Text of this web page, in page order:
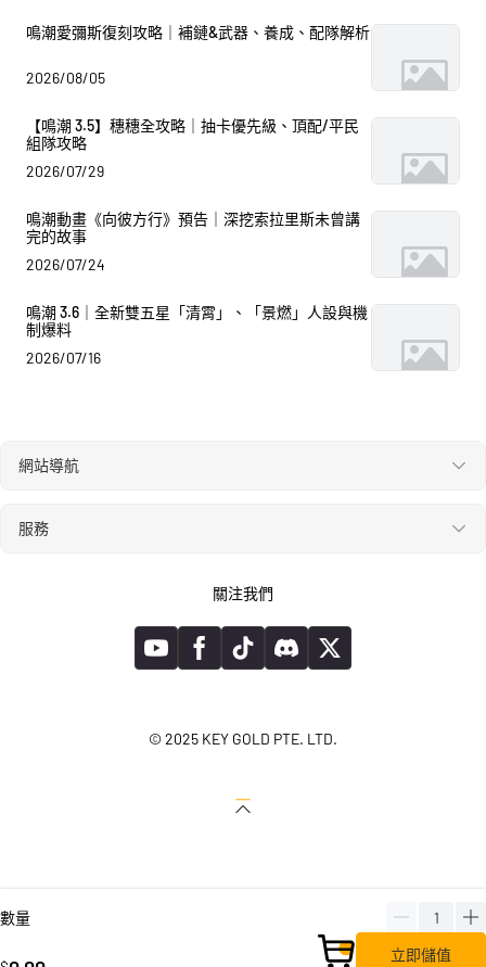
鳴潮愛彌斯復刻攻略｜補鏈&武器、養成、配隊解析
2026/08/05
【鳴潮 3.5】穗穗全攻略｜抽卡優先級、頂配/平民
組隊攻略
2026/07/29
鳴潮動畫《向彼方行》預告｜深挖索拉里斯未曾講
完的故事
2026/07/24
鳴潮 3.6｜全新雙五星「清霄」、「景燃」人設與機
制爆料
2026/07/16
網站導航
服務
關注我們
© 2025 KEY GOLD PTE. LTD.
數量
立即儲值